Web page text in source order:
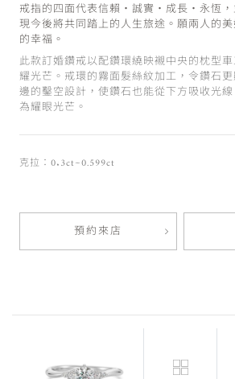
戒指的四面代表信賴・誠實・成長・永恆
現今後將共同踏上的人生旅途。願兩人的
的幸福。
此款訂婚鑽戒以配鑽環繞映襯中央的枕型
耀光芒。戒環的霧面髮絲紋加工，令鑽石
邊的鑿空設計，使鑽石也能從下方吸收光
為耀眼光芒。
克拉：0.3ct~0.599ct
預約來店